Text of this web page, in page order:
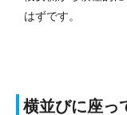
はずです。
横並びに座っ